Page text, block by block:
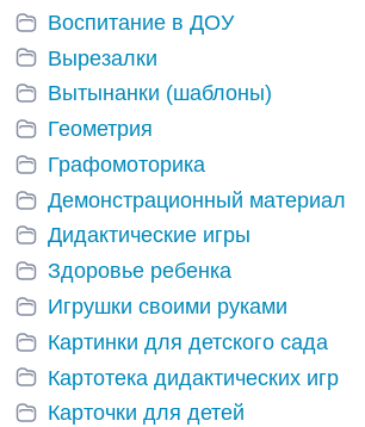
Воспитание в ДОУ
Вырезалки
Вытынанки (шаблоны)
Геометрия
Графомоторика
Демонстрационный материал
Дидактические игры
Здоровье ребенка
Игрушки своими руками
Картинки для детского сада
Картотека дидактических игр
Карточки для детей